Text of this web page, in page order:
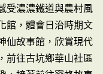
受濃濃鐵道與農村風
館，體會日治時期文
仙故事館，欣賞現代
前往古坑鄉華山社區